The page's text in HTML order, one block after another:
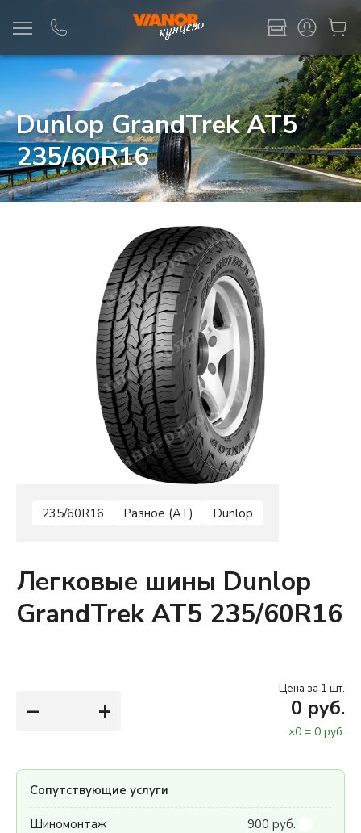
Dunlop GrandTrek AT5
235/60R16
235/60R16 Разное (AT) Dunlop
Легковые шины Dunlop
GrandTrek AT5 235/60R16
− +
Цена за 1 шт.
0 руб.
×0 = 0 руб.
Сопутствующие услуги
Шиномонтаж 900 руб.
Информация Фото товара